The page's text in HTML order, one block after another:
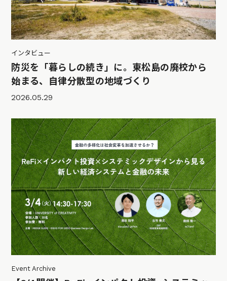
インタビュー
防災を「暮らしの続き」に。東松島の廃校から
始まる、自律分散型の地域づくり
2026.05.29
Event Archive